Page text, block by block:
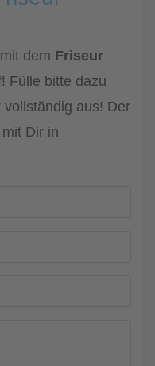
dem Friseur
Fülle bitte dazu
aus! Der
Dir in